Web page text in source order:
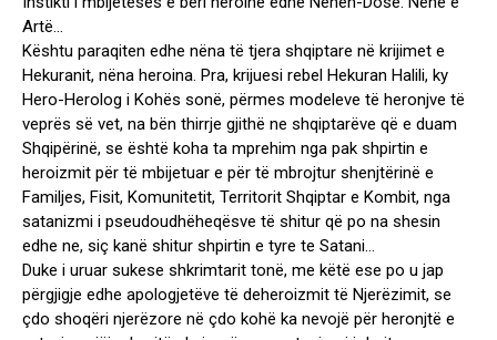
Artë…
Kështu paraqiten edhe nëna të tjera shqiptare në krijimet e
Hekuranit, nëna heroina. Pra, krijuesi rebel Hekuran Halili, ky
Hero-Herolog i Kohës sonë, përmes modeleve të heronjve të
veprës së vet, na bën thirrje gjithë ne shqiptarëve që e duam
Shqipërinë, se është koha ta mprehim nga pak shpirtin e
heroizmit për të mbijetuar e për të mbrojtur shenjtërinë e
Familjes, Fisit, Komunitetit, Territorit Shqiptar e Kombit, nga
satanizmi i pseudoudhëheqësve të shitur që po na shesin
edhe ne, siç kanë shitur shpirtin e tyre te Satani…
Duke i uruar sukese shkrimtarit tonë, me këtë ese po u jap
përgjigje edhe apologjetëve të deheroizmit të Njerëzimit, se
çdo shoqëri njerëzore në çdo kohë ka nevojë për heronjtë e